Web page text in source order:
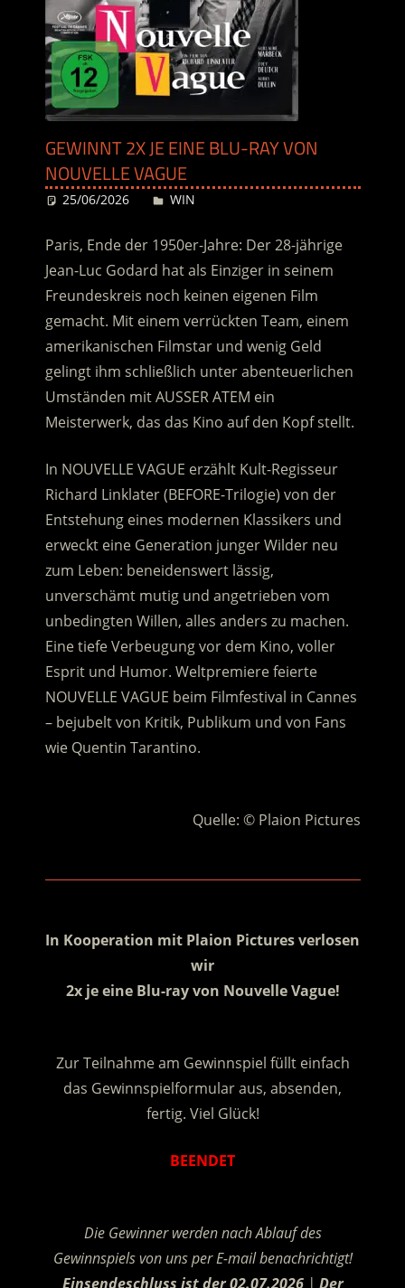
GEWINNT 2X JE EINE BLU-RAY VON
NOUVELLE VAGUE
25/06/2026 Desiree
WIN
Paris, Ende der 1950er-Jahre: Der 28-jährige
Jean-Luc Godard hat als Einziger in seinem
Freundeskreis noch keinen eigenen Film
gemacht. Mit einem verrückten Team, einem
amerikanischen Filmstar und wenig Geld
gelingt ihm schließlich unter abenteuerlichen
Umständen mit AUSSER ATEM ein
Meisterwerk, das das Kino auf den Kopf stellt.
In NOUVELLE VAGUE erzählt Kult-Regisseur
Richard Linklater (BEFORE-Trilogie) von der
Entstehung eines modernen Klassikers und
erweckt eine Generation junger Wilder neu
zum Leben: beneidenswert lässig,
unverschämt mutig und angetrieben vom
unbedingten Willen, alles anders zu machen.
Eine tiefe Verbeugung vor dem Kino, voller
Esprit und Humor. Weltpremiere feierte
NOUVELLE VAGUE beim Filmfestival in Cannes
– bejubelt von Kritik, Publikum und von Fans
wie Quentin Tarantino.
Quelle: © Plaion Pictures
In Kooperation mit Plaion Pictures verlosen
wir
2x je eine Blu-ray von Nouvelle Vague!
Zur Teilnahme am Gewinnspiel füllt einfach
das Gewinnspielformular aus, absenden,
fertig. Viel Glück!
BEENDET
Die Gewinner werden nach Ablauf des
Gewinnspiels von uns per E-mail benachrichtigt!
Einsendeschluss ist der 02.07.2026| Der